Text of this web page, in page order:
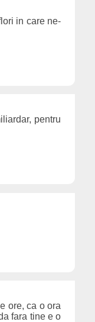
in care ne-
pentru
ore, ca o ora
fara tine e o